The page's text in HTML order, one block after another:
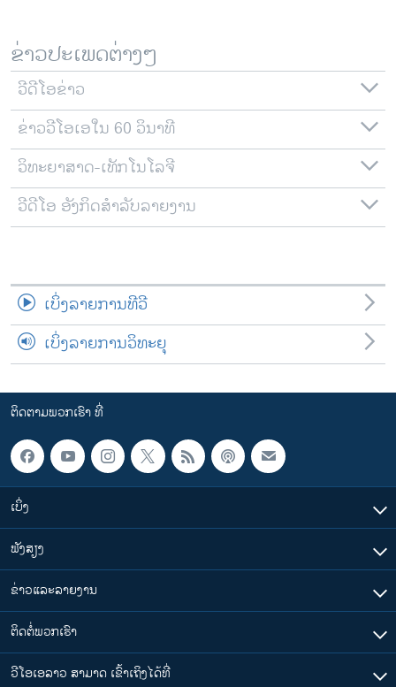
ສຽງ
ລາຍການກະຈາຍສຽງ
ຕິດຕາມພວກເຮົາ ທີ່
ພາສາຕ່າງໆ
ຂ່າວປະເພດຕ່າງໆ
ວີດີໂອຂ່າວ
ຂ່າວວີໂອເອໃນ 60 ວິນາທີ
ວິທະຍາສາດ-ເທັກໂນໂລຈີ
ວີດີໂອ ອັງກິດສຳລັບລາຍງານ
ເບິ່ງລາຍການທີວີ
ເບິ່ງລາຍການວິທະຍຸ
ຕິດຕາມພວກເຮົາ ທີ່
ເບິ່ງ
ຟັງສຽງ
ຂ່າວແລະລາຍງານ
ຕິດຕໍ່ພວກເຮົາ
ວີໂອເອລາວ ສາມາດ ເຂົ້າເຖິງໄດ້ທີ່